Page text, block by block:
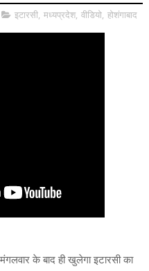
इटारसी, मध्यप्रदेश, वीडियो, होशंगाबाद
के बाद ही खुलेगा इटारसी का